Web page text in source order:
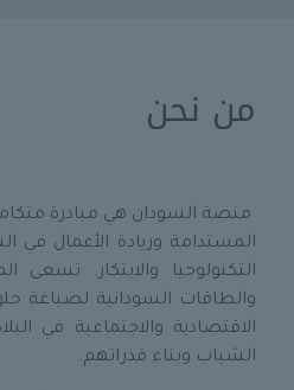
من نحن
منصة السودان هي مبادرة
المستدامة وريادة الأعمال في
التكنولوجيا والابتكار.
والطاقات السودانية لصياغة
الاقتصادية والاجتماعية في
الشباب وبناء قدراتهم.